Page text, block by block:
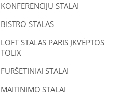
KONFERENCIJŲ STALAI
BISTRO STALAS
LOFT STALAS PARIS ĮKVĖPTOS
TOLIX
FURŠETINIAI STALAI
MAITINIMO STALAI